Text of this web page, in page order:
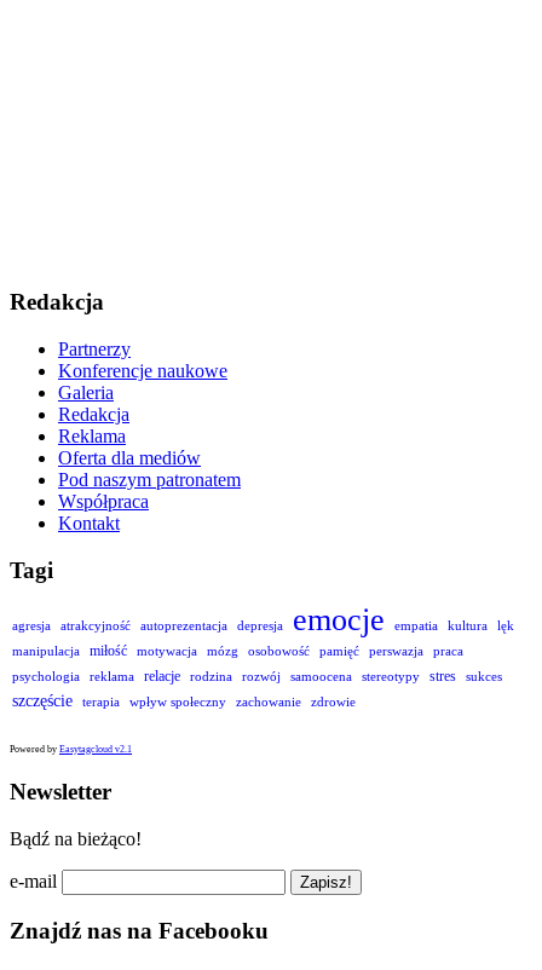
Redakcja
Partnerzy
Konferencje naukowe
Galeria
Redakcja
Reklama
Oferta dla mediów
Pod naszym patronatem
Współpraca
Kontakt
Tagi
agresja atrakcyjność autoprezentacja depresja emocje empatia kultura
lęk
manipulacja
miłość motywacja mózg osobowość pamięć perswazja
praca
psychologia
reklama relacje rodzina rozwój samoocena stereotypy stres sukces
szczęście terapia wpływ społeczny zachowanie zdrowie
Powered by Easytagcloud v2.1
Newsletter
Bądź na bieżąco!
e-mail
Znajdź nas na Facebooku